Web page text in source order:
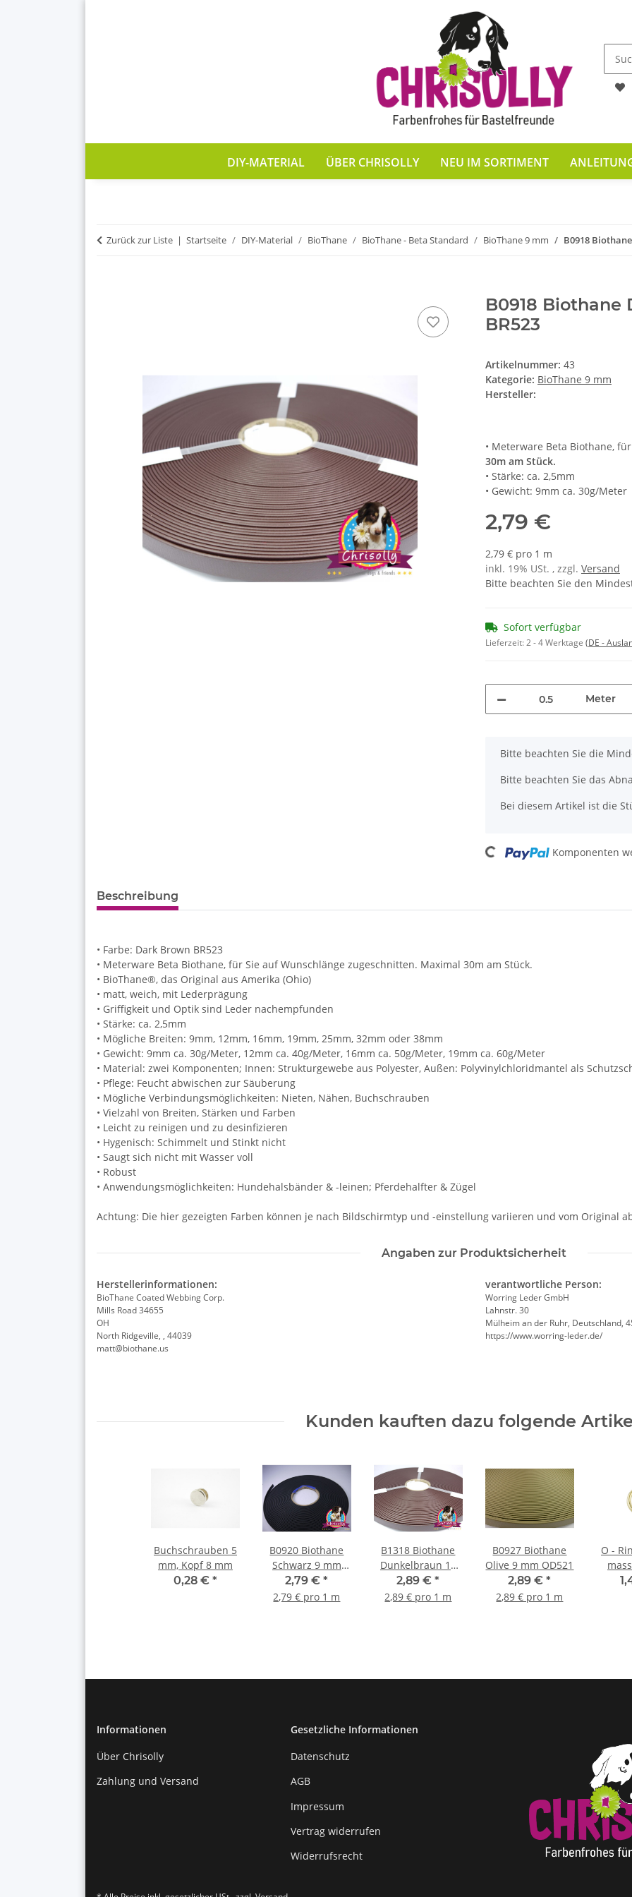
DIY-MATERIAL ÜBER CHRISOLLY NEU IM SORTIMENT
Zurück zur Liste Startseite DIY-Material BioThane BioThane - Beta Standard BioThane 9 mm B0918
B0918 Biothane
BR523
Artikelnummer: 43
Kategorie: BioThane 9 mm
Hersteller:
• Meterware Beta Biothane,
30m am Stück.
• Stärke: ca. 2,5mm
• Gewicht: 9mm ca. 30g/Meter
2,79 €
2,79 € pro 1 m
inkl. 19% USt. , zzgl. Versand
Bitte beachten Sie den
Sofort verfügbar
Lieferzeit:2 - 4 Werktage (DE -
Meter
x
Bitte beachten Sie die
Bitte beachten Sie das
Bei diesem Artikel ist die
Loading... Komponenten
Beschreibung
• Farbe: Dark Brown BR523
• Meterware Beta Biothane, für Sie auf Wunschlänge zugeschnitten. Maximal 30m am Stück.
• BioThane®, das Original aus Amerika (Ohio)
• matt, weich, mit Lederprägung
• Griffigkeit und Optik sind Leder nachempfunden
• Stärke: ca. 2,5mm
• Mögliche Breiten: 9mm, 12mm, 16mm, 19mm, 25mm, 32mm oder 38mm
• Gewicht: 9mm ca. 30g/Meter, 12mm ca. 40g/Meter, 16mm ca. 50g/Meter, 19mm ca. 60g/Meter
• Material: zwei Komponenten; Innen: Strukturgewebe aus Polyester, Außen: Polyvinylchloridmantel als
• Pflege: Feucht abwischen zur Säuberung
• Mögliche Verbindungsmöglichkeiten: Nieten, Nähen, Buchschrauben
• Vielzahl von Breiten, Stärken und Farben
• Leicht zu reinigen und zu desinfizieren
• Hygenisch: Schimmelt und Stinkt nicht
• Saugt sich nicht mit Wasser voll
• Robust
• Anwendungsmöglichkeiten: Hundehalsbänder & -leinen; Pferdehalfter & Zügel
Achtung: Die hier gezeigten Farben können je nach Bildschirmtyp und -einstellung variieren und vom Original
Angaben zur Produktsicherheit
Herstellerinformationen:
BioThane Coated Webbing Corp.
Mills Road 34655
OH
North Ridgeville, , 44039
matt@biothane.us
verantwortliche Person:
Worring Leder GmbH
Lahnstr. 30
Mülheim an der Ruhr, Deutschland,
https://www.worring-leder.de/
Kunden kauften dazu folgende
Buchschrauben 5
mm, Kopf 8 mm
0,28 € *
B0920 Biothane
Schwarz 9 mm
BL520
2,79 €*
2,79 € pro 1 m
B1318 Biothane
Dunkelbraun 13
mm BR523
2,89 €*
2,89 € pro 1 m
B0927 Biothane
Olive 9 mm OD521
2,89 €*
2,89 € pro 1 m
O -
Informationen
Über Chrisolly
Zahlung und Versand
Gesetzliche Informationen
Datenschutz
AGB
Impressum
Vertrag widerrufen
Widerrufsrecht